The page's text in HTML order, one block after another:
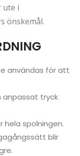
ute i
önskemål.
användas för att
tryck
spolningen.
blir